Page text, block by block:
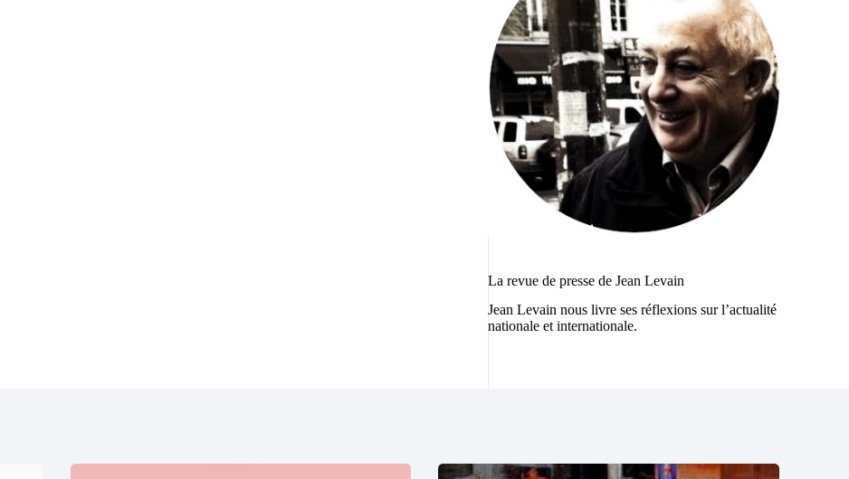
La revue de presse de Jean Levain
Jean Levain nous livre ses réflexions sur l’actualité
nationale et internationale.